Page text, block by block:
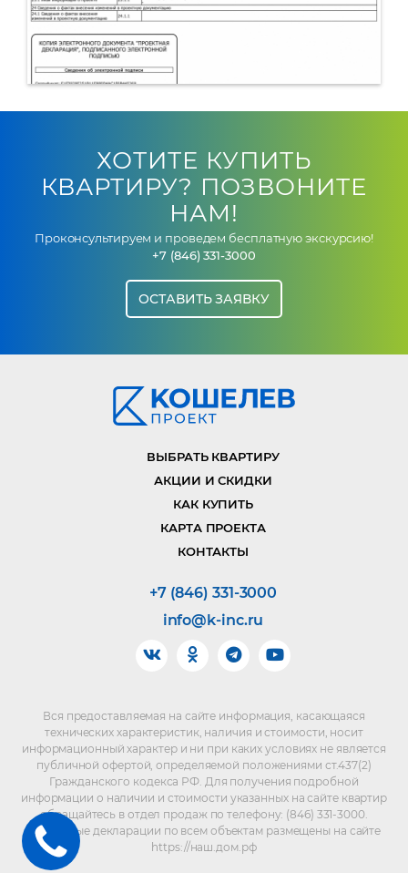
ХОТИТЕ КУПИТЬ
КВАРТИРУ? ПОЗВОНИТЕ
НАМ!
Проконсультируем и проведем бесплатную экскурсию!
+7 (846) 331-3000
ОСТАВИТЬ ЗАЯВКУ
ВЫБРАТЬ КВАРТИРУ
АКЦИИ И СКИДКИ
КАК КУПИТЬ
КАРТА ПРОЕКТА
КОНТАКТЫ
+7 (846) 331-3000
info@k-inc.ru
Вся предоставляемая на сайте информация, касающаяся
технических характеристик, наличия и стоимости, носит
информационный характер и ни при каких условиях не является
публичной офертой, определяемой положениями ст.437(2)
Гражданского кодекса РФ. Для получения подробной
информации о наличии и стоимости указанных на сайте квартир
обращайтесь в отдел продаж по телефону: (846) 331-3000.
Проектные декларации по всем объектам размещены на сайте
https://наш.дом.рф